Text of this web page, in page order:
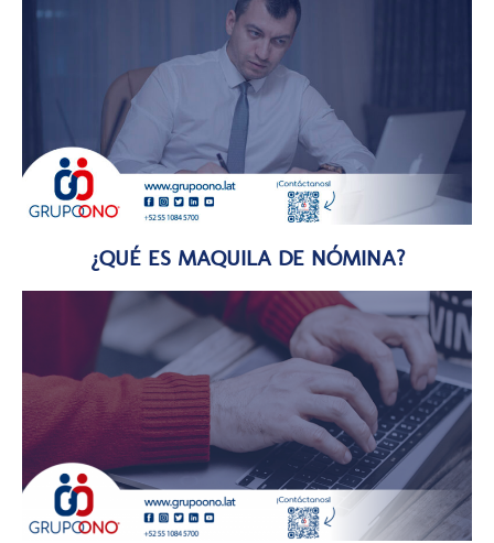
¿QUÉ ES MAQUILA DE NÓMINA?